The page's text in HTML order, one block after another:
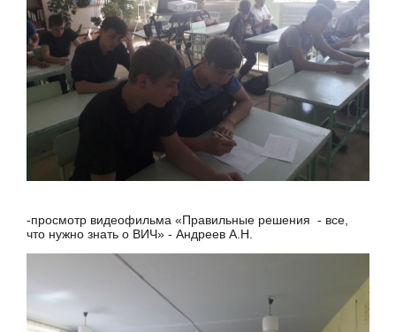
-просмотр видеофильма «Правильные решения - все,
что нужно знать о ВИЧ» - Андреев А.Н.